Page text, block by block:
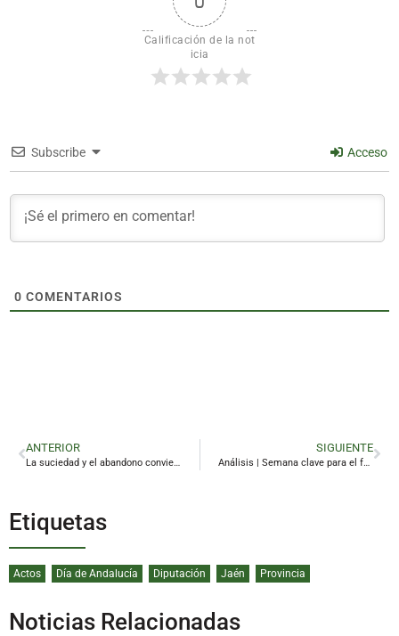
Calificación de la not
icia
Subscribe Acceso
0 COMENTARIOS
ANTERIOR
La suciedad y el abandono convierten la ribera del Guadalimar en un «basurero»
SIGUIENTE
Análisis | Semana clave para el futuro del Ayuntamiento de Linares
Etiquetas
Actos Día de Andalucía Diputación Jaén Provincia
Noticias Relacionadas